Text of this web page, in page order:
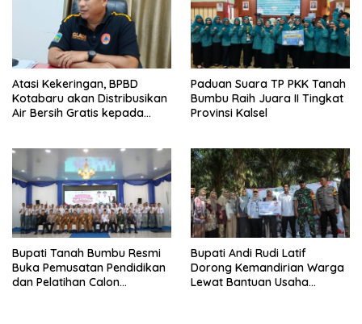
Atasi Kekeringan, BPBD
Kotabaru akan Distribusikan
Air Bersih Gratis kepada
Paduan Suara TP PKK Tanah
Bumbu Raih Juara II Tingkat
Provinsi Kalsel
Bupati Tanah Bumbu Resmi
Buka Pemusatan Pendidikan
dan Pelatihan Calon
Bupati Andi Rudi Latif
Dorong Kemandirian Warga
Lewat Bantuan Usaha